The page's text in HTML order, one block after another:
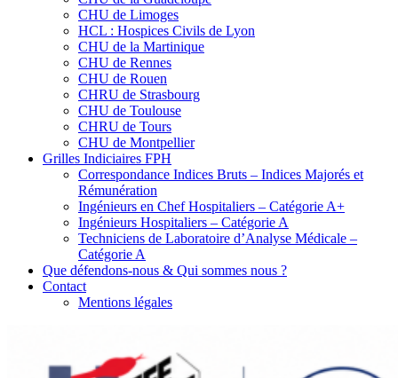
CHU de Limoges
HCL : Hospices Civils de Lyon
CHU de la Martinique
CHU de Rennes
CHU de Rouen
CHRU de Strasbourg
CHU de Toulouse
CHRU de Tours
CHU de Montpellier
Grilles Indiciaires FPH
Correspondance Indices Bruts – Indices Majorés et
Rémunération
Ingénieurs en Chef Hospitaliers – Catégorie A+
Ingénieurs Hospitaliers – Catégorie A
Techniciens de Laboratoire d’Analyse Médicale –
Catégorie A
Que défendons-nous & Qui sommes nous ?
Contact
Mentions légales